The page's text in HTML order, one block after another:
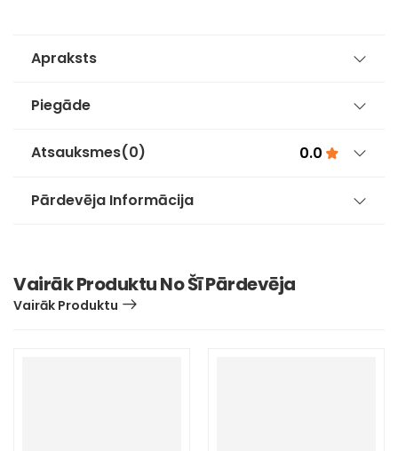
Apraksts
Piegāde
Atsauksmes(0) 0.0
Pārdevēja Informācija
Vairāk Produktu No Šī Pārdevēja
Vairāk Produktu